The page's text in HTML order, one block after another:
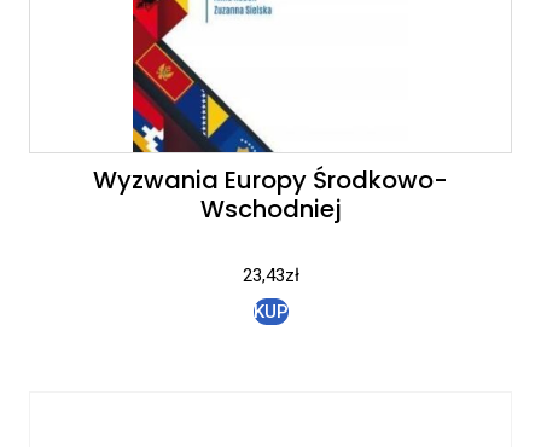
Wyzwania Europy Środkowo-
Wschodniej
23,43zł
KUP